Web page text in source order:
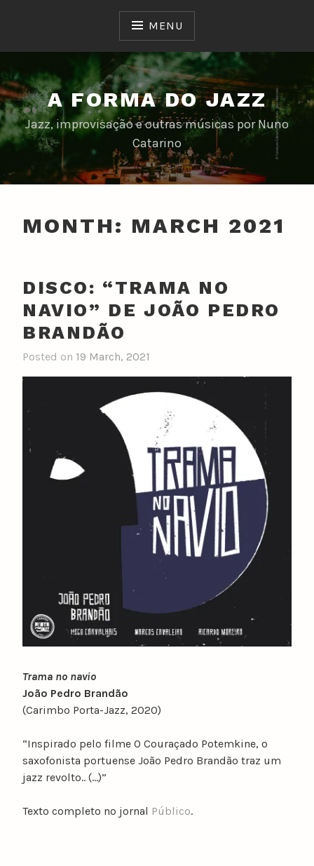
MENU
A FORMA DO JAZZ
Jazz, improvisação e outras músicas por Nuno
Catarino
MONTH: MARCH 2021
DISCO: “TRAMA NO
NAVIO” DE JOÃO PEDRO
BRANDÃO
Posted on 19 March, 2021
Trama no navio
João Pedro Brandão
(Carimbo Porta-Jazz, 2020)
“Inspirado pelo filme O Couraçado Potemkine, o
saxofonista portuense João Pedro Brandão traz um
jazz revolto.. (…)”
Texto completo no jornal Público.